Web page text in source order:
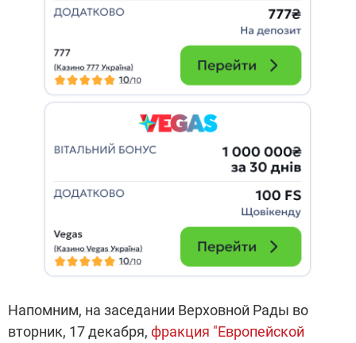
Напомним, на заседании Верховной Рады во
вторник, 17 декабря, фракция "Европейской